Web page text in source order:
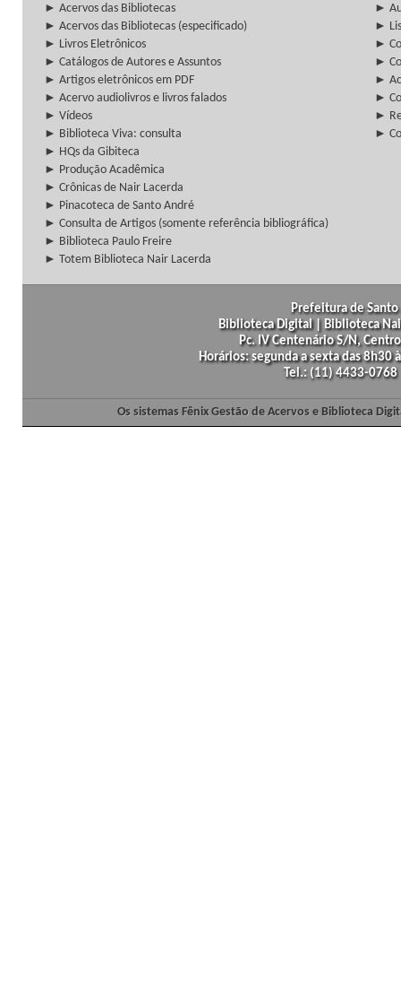
► Acervos das Bibliotecas
►
► Acervos das Bibliotecas (especificado)
►
► Livros Eletrônicos
►
► Catálogos de Autores e Assuntos
►
► Artigos eletrônicos em PDF
►
► Acervo audiolivros e livros falados
►
► Vídeos
►
► Biblioteca Viva: consulta
►
► HQs da Gibiteca
► Produção Acadêmica
► Crônicas de Nair Lacerda
► Pinacoteca de Santo André
► Consulta de Artigos (somente referência bibliográfica)
► Biblioteca Paulo Freire
► Totem Biblioteca Nair Lacerda
Prefeitura de
Biblioteca Digital | Biblioteca
Pc. IV Centenário S/N,
Horários: segunda a sexta das
Tel.: (11) 4433-
Os sistemas Fênix Gestão de Acervos e Biblioteca